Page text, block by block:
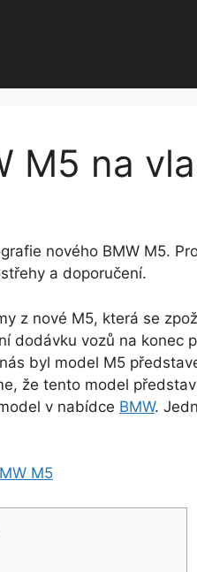
M5 na
nového BMW M5.
a doporučení.
z nové M5, která se
dodávku vozů na konec
byl model M5
že tento model
v nabídce BMW.
M5